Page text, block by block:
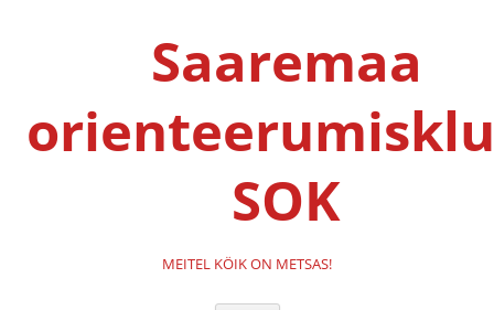
Saaremaa
SOK
MEITEL KÖIK ON METSAS!